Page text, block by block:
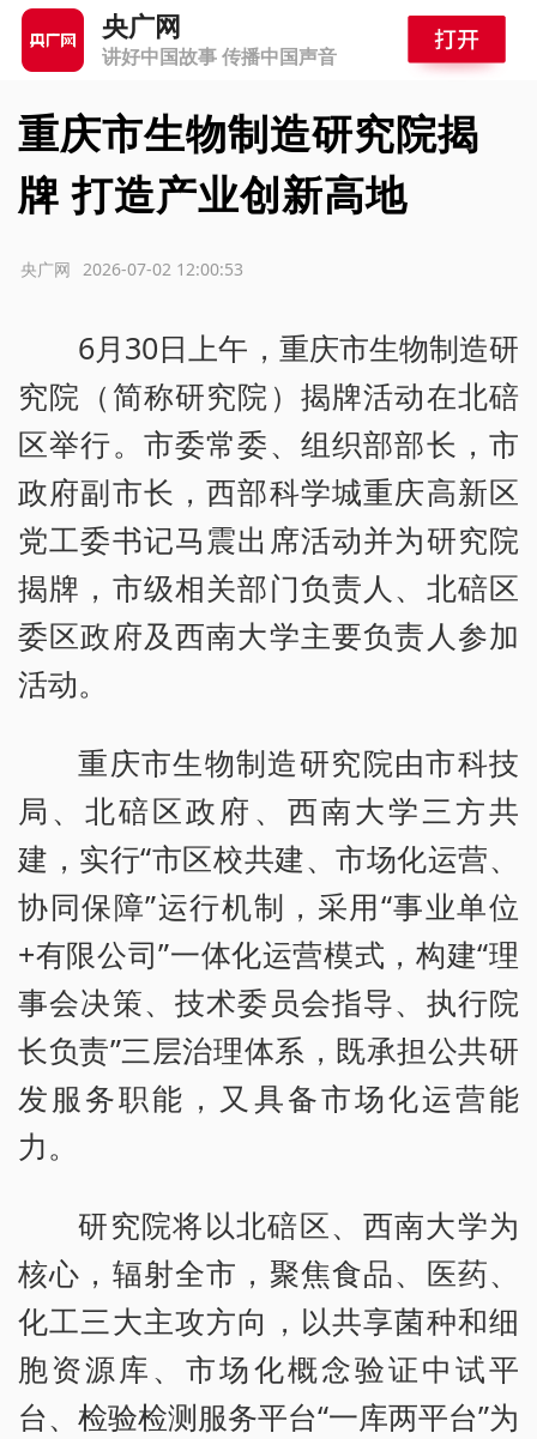
央广网
讲好中国故事 传播中国声音
重庆市生物制造研究院揭
牌 打造产业创新高地
2026-07-02 12:00:53
央广网
6月30日上午，重庆市生物制造研
究院（简称研究院）揭牌活动在北碚
区举行。市委常委、组织部部长，市
政府副市长，西部科学城重庆高新区
党工委书记马震出席活动并为研究院
揭牌，市级相关部门负责人、北碚区
委区政府及西南大学主要负责人参加
活动。
重庆市生物制造研究院由市科技
局、北碚区政府、西南大学三方共
建，实行“市区校共建、市场化运营、
协同保障”运行机制，采用“事业单位
+有限公司”一体化运营模式，构建“理
事会决策、技术委员会指导、执行院
长负责”三层治理体系，既承担公共研
发服务职能，又具备市场化运营能
力。
研究院将以北碚区、西南大学为
核心，辐射全市，聚焦食品、医药、
化工三大主攻方向，以共享菌种和细
胞资源库、市场化概念验证中试平
台、检验检测服务平台“一库两平台”为